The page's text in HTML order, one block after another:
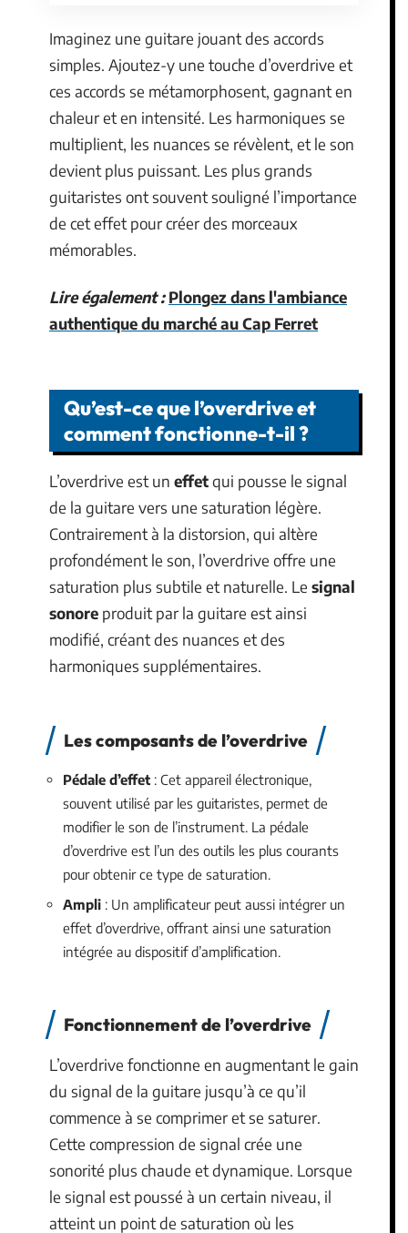
Imaginez une guitare jouant des accords
simples. Ajoutez-y une touche d’overdrive et
ces accords se métamorphosent, gagnant en
chaleur et en intensité. Les harmoniques se
multiplient, les nuances se révèlent, et le son
devient plus puissant. Les plus grands
guitaristes ont souvent souligné l’importance
de cet effet pour créer des morceaux
mémorables.
Lire également : Plongez dans l'ambiance
authentique du marché au Cap Ferret
Qu’est-ce que l’overdrive et
comment fonctionne-t-il ?
L’overdrive est un effetqui pousse le signal
de la guitare vers une saturation légère.
Contrairement à la distorsion, qui altère
profondément le son, l’overdrive offre une
saturation plus subtile et naturelle. Le signal
sonore produit par la guitare est ainsi
modifié, créant des nuances et des
harmoniques supplémentaires.
Les composants de l’overdrive
Pédale d’effet : Cet appareil électronique,
souvent utilisé par les guitaristes, permet de
modifier le son de l’instrument. La pédale
d’overdrive est l’un des outils les plus courants
pour obtenir ce type de saturation.
Ampli : Un amplificateur peut aussi intégrer un
effet d’overdrive, offrant ainsi une saturation
intégrée au dispositif d’amplification.
Fonctionnement de l’overdrive
L’overdrive fonctionne en augmentant le gain
du signal de la guitare jusqu’à ce qu’il
commence à se comprimer et se saturer.
Cette compression de signal crée une
sonorité plus chaude et dynamique. Lorsque
le signal est poussé à un certain niveau, il
atteint un point de saturation où les